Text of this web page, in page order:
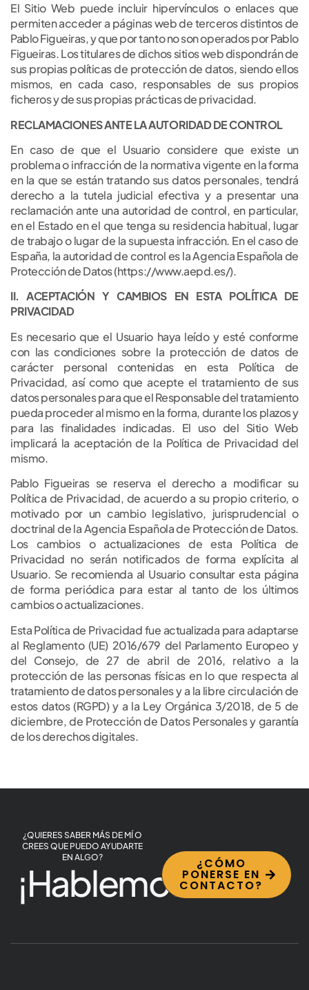
El Sitio Web puede incluir hipervínculos o enlaces que
permiten acceder a páginas web de terceros distintos de
Pablo Figueiras, y que por tanto no son operados por Pablo
Figueiras. Los titulares de dichos sitios web dispondrán de
sus propias políticas de protección de datos, siendo ellos
mismos, en cada caso, responsables de sus propios
ficheros y de sus propias prácticas de privacidad.
RECLAMACIONES ANTE LA AUTORIDAD DE CONTROL
En caso de que el Usuario considere que existe un
problema o infracción de la normativa vigente en la forma
en la que se están tratando sus datos personales, tendrá
derecho a la tutela judicial efectiva y a presentar una
reclamación ante una autoridad de control, en particular,
en el Estado en el que tenga su residencia habitual, lugar
de trabajo o lugar de la supuesta infracción. En el caso de
España, la autoridad de control es la Agencia Española de
Protección de Datos (https://www.aepd.es/).
II. ACEPTACIÓN Y CAMBIOS EN ESTA POLÍTICA DE
PRIVACIDAD
Es necesario que el Usuario haya leído y esté conforme
con las condiciones sobre la protección de datos de
carácter personal contenidas en esta Política de
Privacidad, así como que acepte el tratamiento de sus
datos personales para que el Responsable del tratamiento
pueda proceder al mismo en la forma, durante los plazos y
para las finalidades indicadas. El uso del Sitio Web
implicará la aceptación de la Política de Privacidad del
mismo.
Pablo Figueiras se reserva el derecho a modificar su
Política de Privacidad, de acuerdo a su propio criterio, o
motivado por un cambio legislativo, jurisprudencial o
doctrinal de la Agencia Española de Protección de Datos.
Los cambios o actualizaciones de esta Política de
Privacidad no serán notificados de forma explícita al
Usuario. Se recomienda al Usuario consultar esta página
de forma periódica para estar al tanto de los últimos
cambios o actualizaciones.
Esta Política de Privacidad fue actualizada para adaptarse
al Reglamento (UE) 2016/679 del Parlamento Europeo y
del Consejo, de 27 de abril de 2016, relativo a la
protección de las personas físicas en lo que respecta al
tratamiento de datos personales y a la libre circulación de
estos datos (RGPD) y a la Ley Orgánica 3/2018, de 5 de
diciembre, de Protección de Datos Personales y garantía
de los derechos digitales.
¿QUIERES SABER MÁS DE MÍ O
CREES QUE PUEDO AYUDARTE
EN ALGO?
¡Hablemos!¿CÓMO
PONERSE EN
CONTACTO?